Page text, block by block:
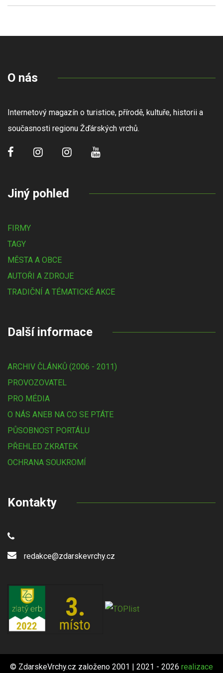
O nás
Internetový magazín o turistice, přírodě, kultuře, historii a
současnosti regionu Žďárských vrchů.
Jiný pohled
FIRMY
TAGY
MĚSTA A OBCE
AUTOŘI A ZDROJE
TRADIČNÍ A TÉMATICKÉ AKCE
Další informace
ARCHIV ČLÁNKŮ (2006 - 2011)
PROVOZOVATEL
PRO MÉDIA
O NÁS ANEB NA CO SE PTÁTE
PŮSOBNOST PORTÁLU
PŘEHLED ZKRATEK
OCHRANA SOUKROMÍ
Kontakty
redakce@zdarskevrchy.cz
© ZdarskeVrchy.cz založeno 2001 | 2021 - 2026 realizace